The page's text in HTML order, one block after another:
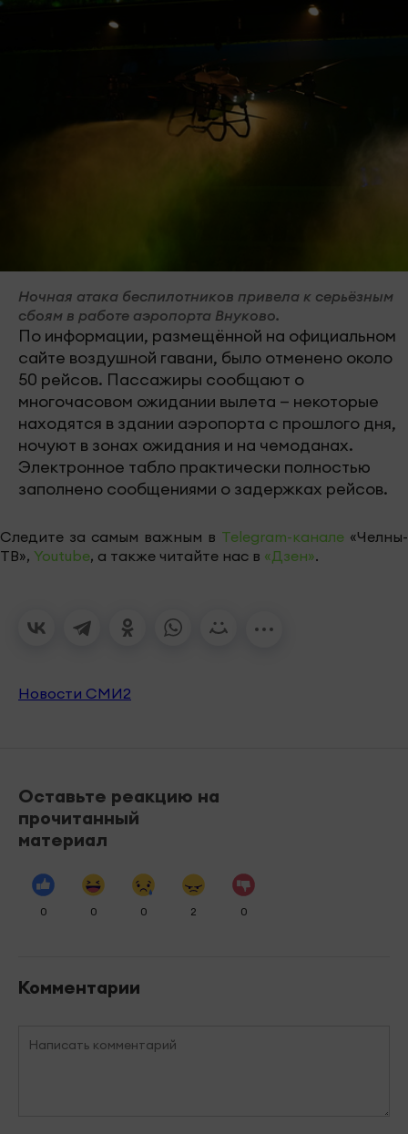
Ночная атака беспилотников привела к серьёзным
сбоям в работе аэропорта Внуково.
По информации, размещённой на официальном
сайте воздушной гавани, было отменено около
50 рейсов. Пассажиры сообщают о
многочасовом ожидании вылета — некоторые
находятся в здании аэропорта с прошлого дня,
ночуют в зонах ожидания и на чемоданах.
Электронное табло практически полностью
заполнено сообщениями о задержках рейсов.
Следите за самым важным в Telegram-канале «Челны-
ТВ», Youtube, а также читайте нас в «Дзен».
Новости СМИ2
Оставьте реакцию на
прочитанный
материал
0 0 0 2 0
Комментарии